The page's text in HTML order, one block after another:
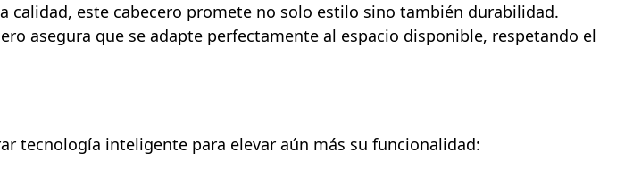
calidad, este cabecero promete no solo estilo sino también durabilidad.
asegura que se adapte perfectamente al espacio disponible, respetando el
tecnología inteligente para elevar aún más su funcionalidad: